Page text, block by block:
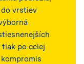
vrstiev
po celej